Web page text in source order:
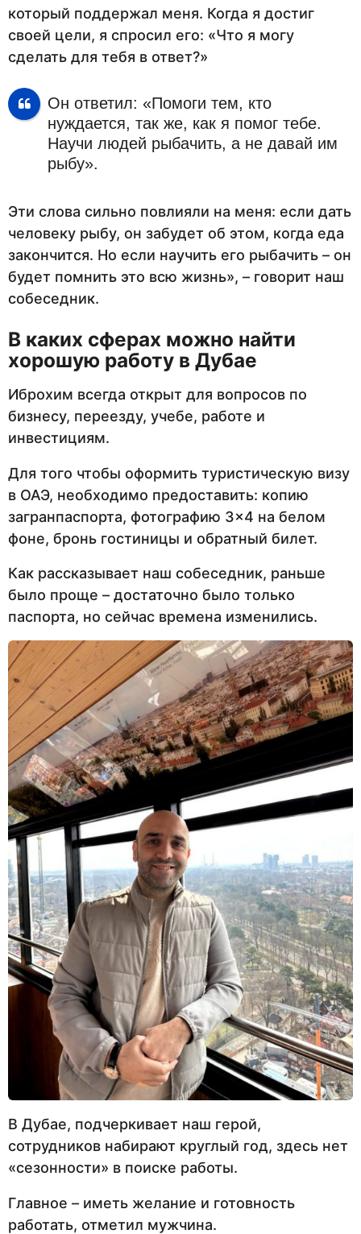
который поддержал меня. Когда я достиг
своей цели, я спросил его: «Что я могу
сделать для тебя в ответ?»
Он ответил: «Помоги тем, кто
нуждается, так же, как я помог тебе.
Научи людей рыбачить, а не давай им
рыбу».
Эти слова сильно повлияли на меня: если дать
человеку рыбу, он забудет об этом, когда еда
закончится. Но если научить его рыбачить – он
будет помнить это всю жизнь», – говорит наш
собеседник.
В каких сферах можно найти
хорошую работу в Дубае
Иброхим всегда открыт для вопросов по
бизнесу, переезду, учебе, работе и
инвестициям.
Для того чтобы оформить туристическую визу
в ОАЭ, необходимо предоставить: копию
загранпаспорта, фотографию 3×4 на белом
фоне, бронь гостиницы и обратный билет.
Как рассказывает наш собеседник, раньше
было проще – достаточно было только
паспорта, но сейчас времена изменились.
В Дубае, подчеркивает наш герой,
сотрудников набирают круглый год, здесь нет
«сезонности» в поиске работы.
Главное – иметь желание и готовность
работать, отметил мужчина.